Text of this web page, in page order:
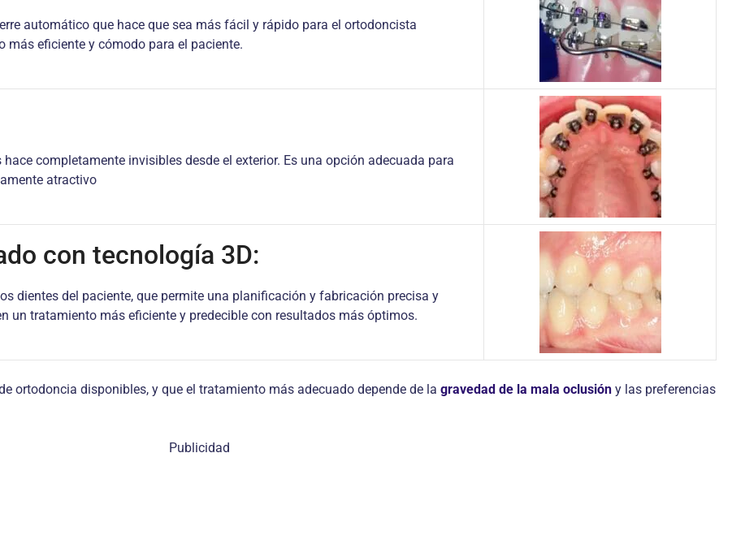
automático que hace que sea más fácil y rápido para el ortodoncista
eficiente y cómodo para el paciente.
completamente invisibles desde el exterior. Es una opción adecuada para
atractivo
con tecnología 3D:
dientes del paciente, que permite una planificación y fabricación precisa y
un tratamiento más eficiente y predecible con resultados más óptimos.
ortodoncia disponibles, y que el tratamiento más adecuado depende de la gravedad de la mala oclusión y las preferencias
Publicidad